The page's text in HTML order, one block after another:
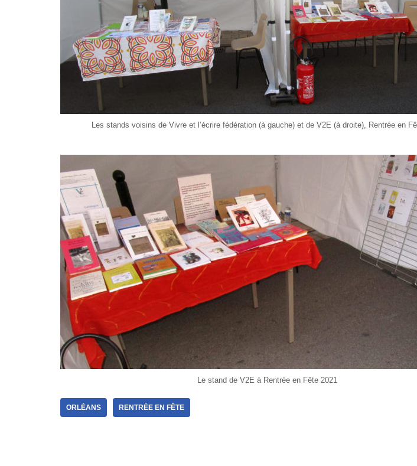
Les stands voisins de Vivre et l’écrire fédération (à gauche) et de V2E (à droite), Rentrée en
Le stand de V2E à Rentrée en Fête 2021
ORLÉANS RENTRÉE EN FÊTE